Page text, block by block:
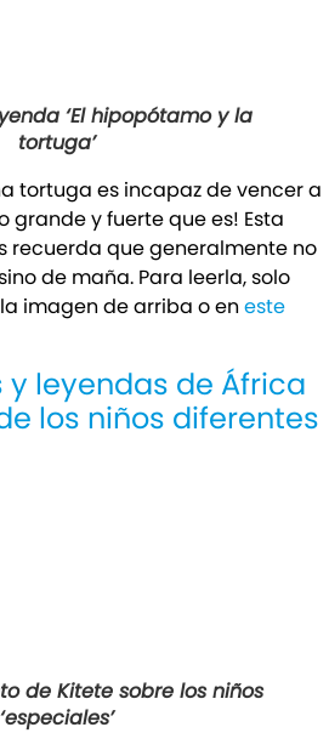
‘El hipopótamo y la
tortuga’
tortuga es incapaz de vencer a
grande y fuerte que es! Esta
recuerda que generalmente no
de maña. Para leerla, solo
imagen de arriba o eneste
y leyendas de África
los niños diferentes
de Kitete sobre los niños
‘especiales’